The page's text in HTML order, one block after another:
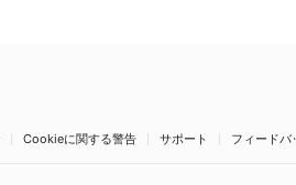
Cookieに関する警告 サポート フィードバ